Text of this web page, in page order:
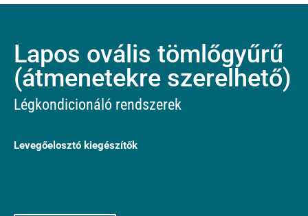
Lapos ovális tömlőgyűrű
(átmenetekre szerelhető)
Légkondicionáló rendszerek
Levegőelosztó kiegészítők